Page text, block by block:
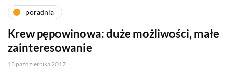
poradnia
Krew pępowinowa: duże możliwości, małe
zainteresowanie
13 października 2017